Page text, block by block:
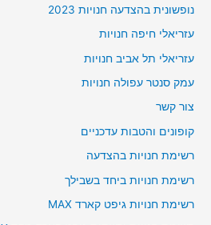
נופשונית בהצדעה חנויות 2023
עזריאלי חיפה חנויות
עזריאלי תל אביב חנויות
עמק סנטר עפולה חנויות
צור קשר
קופונים והטבות עדכניים
רשימת חנויות בהצדעה
רשימת חנויות ביחד בשבילך
רשימת חנויות גיפט קארד MAX